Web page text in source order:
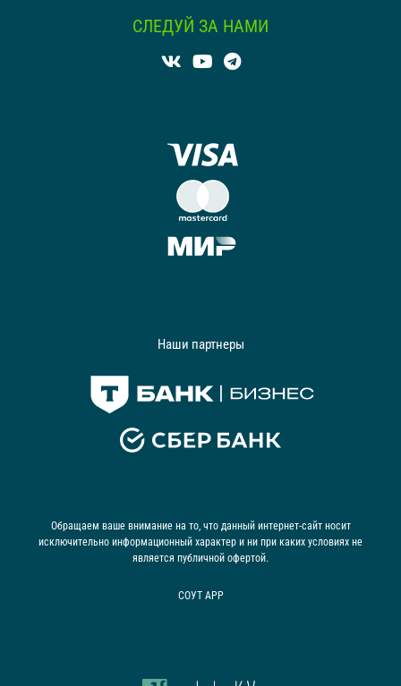
СЛЕДУЙ ЗА НАМИ
Наши партнеры
Обращаем ваше внимание на то, что данный интернет-сайт носит
исключительно информационный характер и ни при каких условиях не
является публичной офертой.
СОУТ АРР